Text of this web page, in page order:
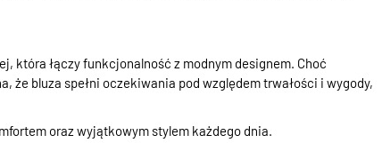
która łączy funkcjonalność z modnym designem. Choć
że bluza spełni oczekiwania pod względem trwałości i wygody,
oraz wyjątkowym stylem każdego dnia.